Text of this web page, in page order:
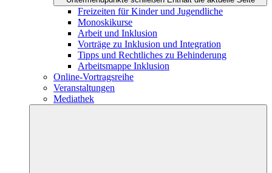
Freizeiten für Kinder und Jugendliche
Monoskikurse
Arbeit und Inklusion
Vorträge zu Inklusion und Integration
Tipps und Rechtliches zu Behinderung
Arbeitsmappe Inklusion
Online-Vortragsreihe
Veranstaltungen
Mediathek